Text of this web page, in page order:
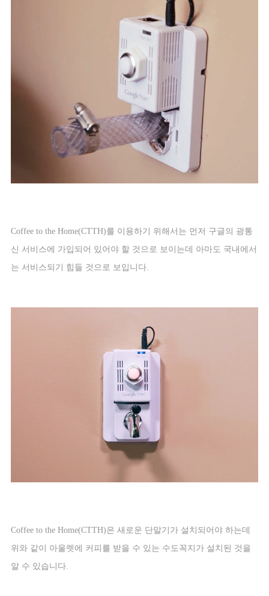
Coffee to the Home(CTTH)를 이용하기 위해서는 먼저 구글의 광통
신 서비스에 가입되어 있어야 할 것으로 보이는데 아마도 국내에서
는 서비스되기 힘들 것으로 보입니다.
Coffee to the Home(CTTH)은 새로운 단말기가 설치되어야 하는데
위와 같이 아울렛에 커피를 받을 수 있는 수도꼭지가 설치된 것을
알 수 있습니다.